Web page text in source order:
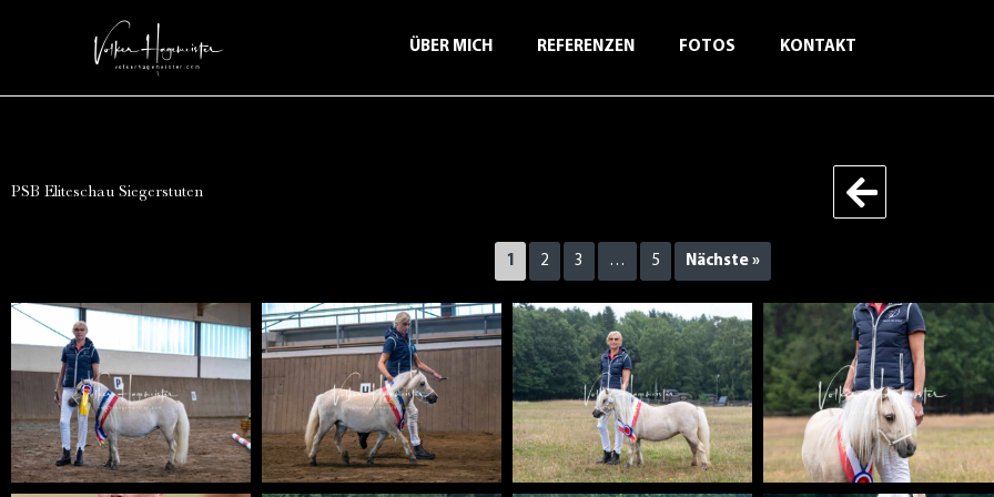
ÜBER MICH REFERENZEN FOTOS KONTAKT
PSB Eliteschau Siegerstuten
1 2 3 … 5 Nächste »